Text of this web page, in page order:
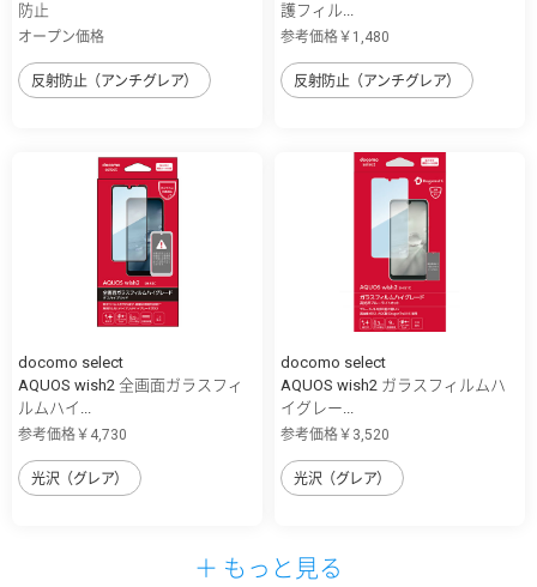
防止
オープン価格
反射防止（アンチグレア）
護フィル...
参考価格￥1,480
反射防止（アンチグレア）
docomo select
AQUOS wish2 全画面ガラスフィ
ルムハイ...
参考価格￥4,730
光沢（グレア）
docomo select
AQUOS wish2 ガラスフィルムハ
イグレー...
参考価格￥3,520
光沢（グレア）
＋ もっと見る